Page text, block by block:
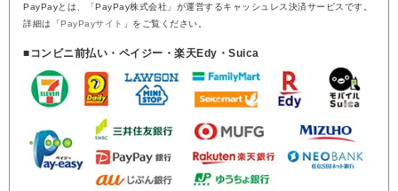
PayPayとは、「PayPay株式会社」が運営するキャッシュレス決済サービスです。
詳細は「PayPayサイト 」をご覧ください。
■コンビニ前払い・ペイジー・楽天Edy・Suica